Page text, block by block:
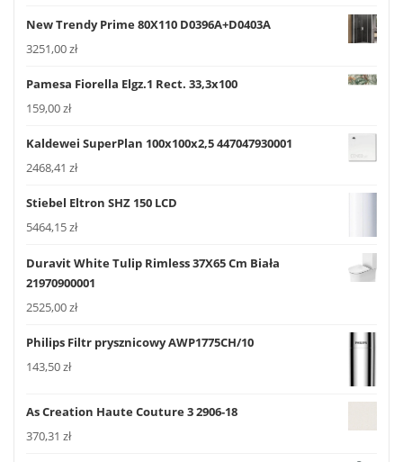
New Trendy Prime 80X110 D0396A+D0403A
3251,00zł
Pamesa Fiorella Elgz.1 Rect. 33,3x100
159,00zł
Kaldewei SuperPlan 100x100x2,5 447047930001
2468,41 zł
Stiebel Eltron SHZ 150 LCD
5464,15zł
Duravit White Tulip Rimless 37X65 Cm Biała
21970900001
2525,00zł
Philips Filtr prysznicowy AWP1775CH/10
143,50zł
As Creation Haute Couture 3 2906-18
370,31 zł